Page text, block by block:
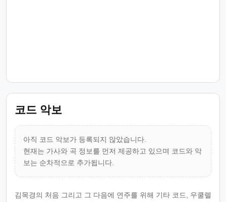
코드 악보
아직 코드 악보가 등록되지 않았습니다.
현재는 가사와 곡 정보를 먼저 제공하고 있으며 코드와 악
보는 순차적으로 추가됩니다.
김목경의 처음 그리고 그 다음에 연주를 위해 기타 코드, 우쿨렐